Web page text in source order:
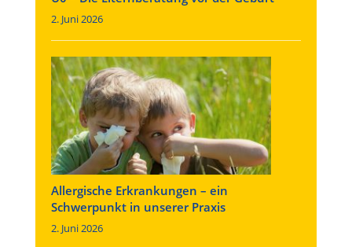
2. Juni 2026
Allergische Erkrankungen – ein
Schwerpunkt in unserer Praxis
2. Juni 2026